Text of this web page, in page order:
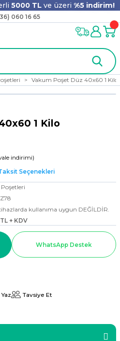
5000 TLve üzeri %5 indirim!
060 16 65
Vakum Poşet Düz 40x60 1 Kilo
1 Kilo
indirimi)
Seçenekleri
kullanıma uygun DEĞİLDİR.
+ KDV
WhatsApp Destek
Tavsiye Et